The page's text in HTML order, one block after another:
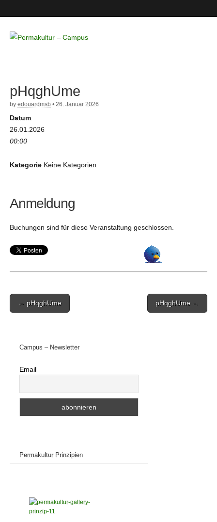
– Campus
pHqghUme
by edouardmsb • 26. Januar 2026
Datum
26.01.2026
00:00
Kategorie Keine Kategorien
Anmeldung
Buchungen sind für diese Veranstaltung geschlossen.
Post
navigation
← pHqghUme pHqghUme →
Campus – Newsletter
Email
Permakultur Prinzipien